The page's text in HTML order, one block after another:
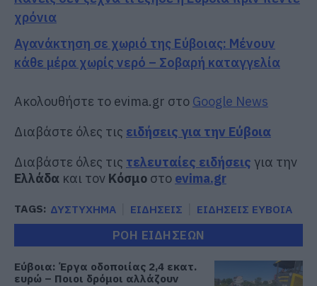
χρόνια
Αγανάκτηση σε χωριό της Εύβοιας: Μένουν
κάθε μέρα χωρίς νερό – Σοβαρή καταγγελία
Ακολουθήστε το evima.gr στο Google News
Διαβάστε όλες τις ειδήσεις για την Εύβοια
Διαβάστε όλες τις τελευταίες ειδήσεις για την
Ελλάδα και τον Κόσμο στο evima.gr
TAGS: ΔΥΣΤΥΧΗΜΑ ΕΙΔΗΣΕΙΣ ΕΙΔΗΣΕΙΣ ΕΥΒΟΙΑ
ΡΟΗ ΕΙΔΗΣΕΩΝ
Εύβοια: Έργα οδοποιίας 2,4 εκατ.
ευρώ – Ποιοι δρόμοι αλλάζουν